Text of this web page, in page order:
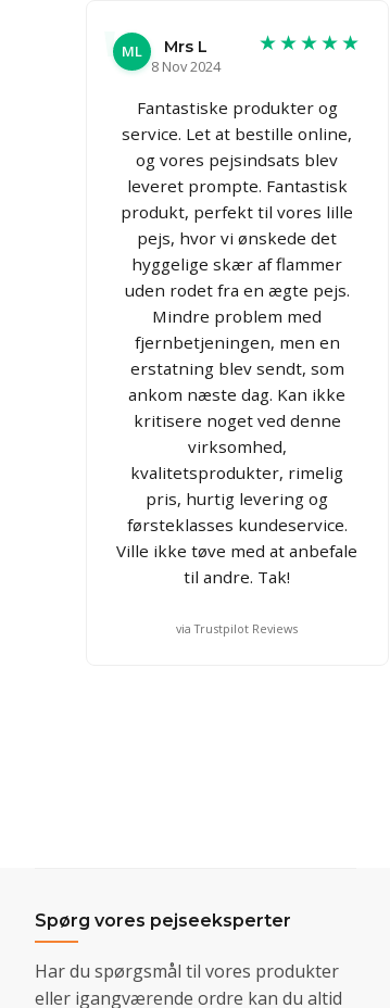
ML
Mrs L
8 Nov 2024
★★★★★
Fantastiske produkter og
service. Let at bestille online,
og vores pejsindsats blev
leveret prompte. Fantastisk
produkt, perfekt til vores lille
pejs, hvor vi ønskede det
hyggelige skær af flammer
uden rodet fra en ægte pejs.
Mindre problem med
fjernbetjeningen, men en
erstatning blev sendt, som
ankom næste dag. Kan ikke
kritisere noget ved denne
virksomhed,
kvalitetsprodukter, rimelig
pris, hurtig levering og
førsteklasses kundeservice.
Ville ikke tøve med at anbefale
til andre. Tak!
via Trustpilot Reviews
Spørg vores pejseeksperter
Har du spørgsmål til vores produkter
eller igangværende ordre kan du altid